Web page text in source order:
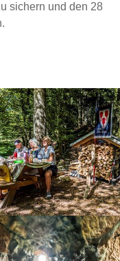
sichern und den 28